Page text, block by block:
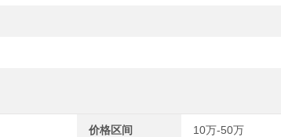
价格区间 10万-50万